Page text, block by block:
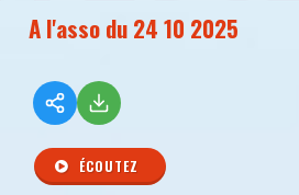
A l'asso du 24 10 2025
ÉCOUTEZ